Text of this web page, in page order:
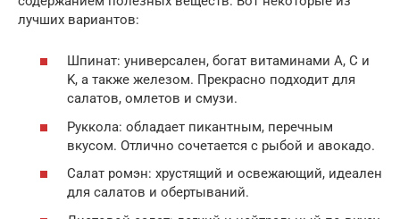
лучших вариантов:
Шпинат: универсален, богат витаминами A, C и
K, а также железом. Прекрасно подходит для
салатов, омлетов и смузи.
Руккола: обладает пикантным, перечным
вкусом. Отлично сочетается с рыбой и авокадо.
Салат ромэн: хрустящий и освежающий, идеален
для салатов и обертываний.